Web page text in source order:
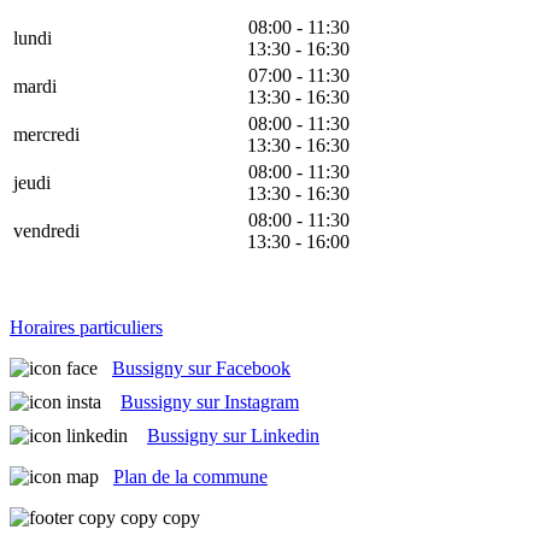
lundi
08:00 - 11:30
13:30 - 16:30
mardi
07:00 - 11:30
13:30 - 16:30
mercredi
08:00 - 11:30
13:30 - 16:30
jeudi
08:00 - 11:30
13:30 - 16:30
vendredi
08:00 - 11:30
13:30 - 16:00
Horaires particuliers
Bussigny sur Facebook
Bussigny sur Instagram
Bussigny sur Linkedin
Plan de la commune